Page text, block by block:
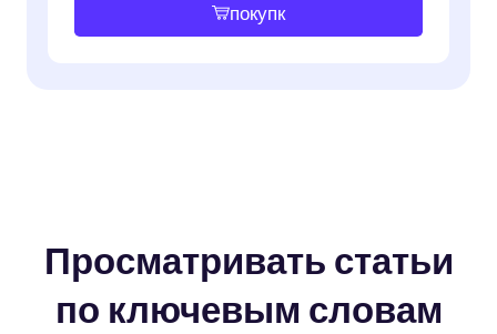
покупк
Просматривать статьи
по ключевым словам